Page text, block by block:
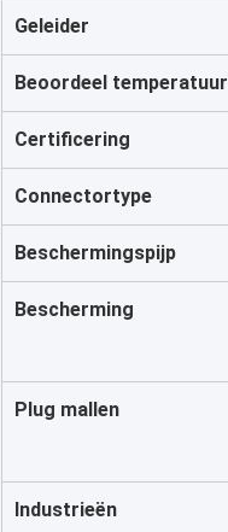
Geleider
Beoordeel temperatuur
Certificering
Connectortype
Beschermingspijp
Bescherming
Plug mallen
Industrieën